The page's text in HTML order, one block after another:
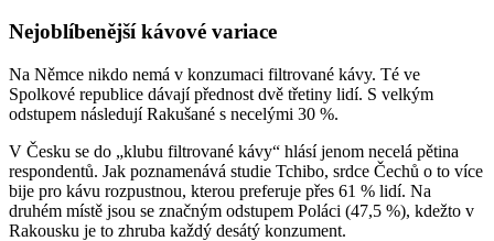
Nejoblíbenější kávové variace
Na Němce nikdo nemá v konzumaci filtrované kávy. Té ve
Spolkové republice dávají přednost dvě třetiny lidí. S velkým
odstupem následují Rakušané s necelými 30 %.
V Česku se do „klubu filtrované kávy“ hlásí jenom necelá pětina
respondentů. Jak poznamenává studie Tchibo, srdce Čechů o to více
bije pro kávu rozpustnou, kterou preferuje přes 61 % lidí. Na
druhém místě jsou se značným odstupem Poláci (47,5 %), kdežto v
Rakousku je to zhruba každý desátý konzument.